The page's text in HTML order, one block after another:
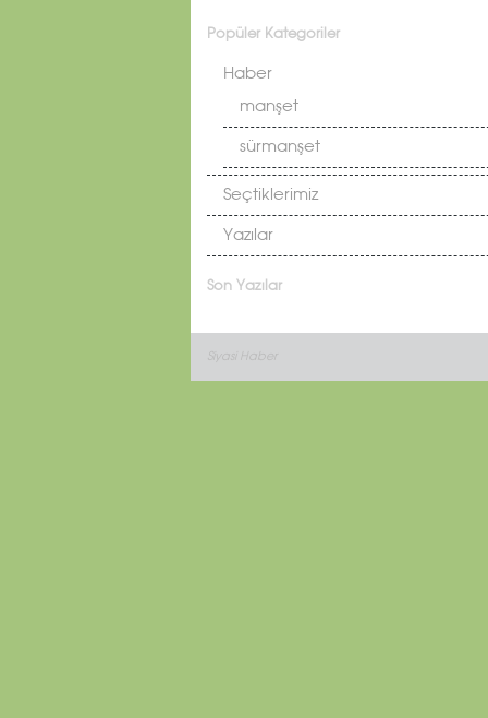
Popüler Kategoriler
Haber
manşet
sürmanşet
Seçtiklerimiz
Yazılar
Son Yazılar
Siyasi Haber